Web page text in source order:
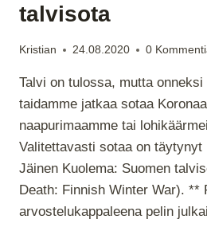
talvisota
Kristian 24.08.2020 0
Talvi on tulossa, mutta onneksi
taidamme jatkaa sotaa
naapurimaamme tai
Valitettavasti sotaa on
Jäinen Kuolema: Suomen
Death: Finnish Winter War). **
arvostelukappaleena pelin